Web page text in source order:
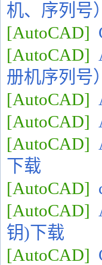
机、序列号）
[AutoCAD]
[AutoCAD]
册机序列号）
[AutoCAD]
[AutoCAD]
[AutoCAD]
下载
[AutoCAD]
[AutoCAD]
钥)下载
[AutoCAD]